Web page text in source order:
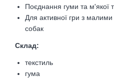
Поєднання гуми та м'якої
Для активної гри з
собак
Склад:
текстиль
гума